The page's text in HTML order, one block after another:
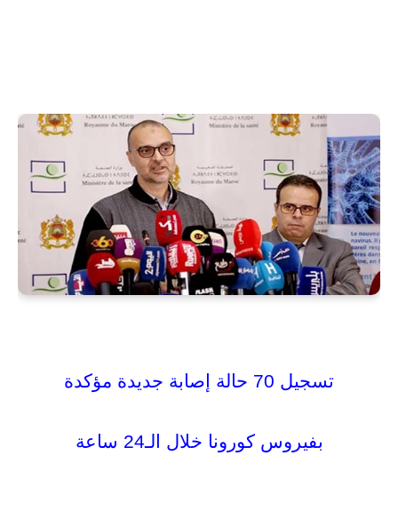
تسجيل 70 حالة إصابة جديدة مؤكدة
بفيروس كورونا خلال الـ24 ساعة